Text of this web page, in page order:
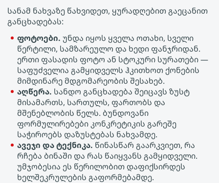
სანამ ნახვაზე წახვიდეთ, ყურადღებით გაეცანით
განცხადებას:
ფოტოები. უნდა იყოს ყველა ოთახი, სველი
წერტილი, სამზარეულო და ხედი ფანჯრიდან.
ერთი ფასადის ფოტო ან სტოკური სურათები —
საფუძველია გამყიდველს ჰკითხოთ ქონების
მიმდინარე მდგომარეობის შესახებ.
აღწერა. სანდო განცხადება შეიცავს ზუსტ
მისამართს, სართულს, ფართობს და
მშენებლობის წელს. ბუნდოვანი
ფორმულირებები კონკრეტიკის გარეშე
საჭიროებს დაზუსტებას ნახვამდე.
ავეჯი და ტექნიკა. წინასწარ გაარკვიეთ, რა
რჩება ბინაში და რას წაიყვანს გამყიდველი.
უმჯობესია ეს წერილობით დაფიქსირდეს
ხელშეკრულების გაფორმებამდე.